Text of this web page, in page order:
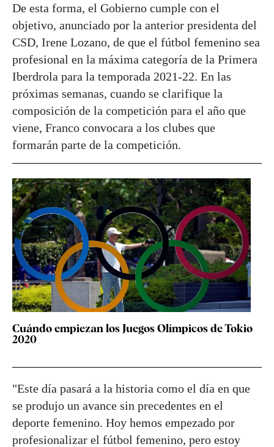
De esta forma, el Gobierno cumple con el
objetivo, anunciado por la anterior presidenta del
CSD, Irene Lozano, de que el fútbol femenino sea
profesional en la máxima categoría de la Primera
Iberdrola para la temporada 2021-22. En las
próximas semanas, cuando se clarifique la
composición de la competición para el año que
viene, Franco convocara a los clubes que
formarán parte de la competición.
Cuándo empiezan los Juegos Olímpicos de Tokio
2020
"Este día pasará a la historia como el día en que
se produjo un avance sin precedentes en el
deporte femenino. Hoy hemos empezado por
profesionalizar el fútbol femenino, pero estoy